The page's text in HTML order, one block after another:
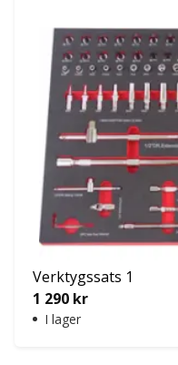
Verktygssats 1
1 290 kr
I lager